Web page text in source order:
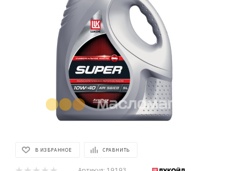
В ИЗБРАННОЕ СРАВНИТЬ